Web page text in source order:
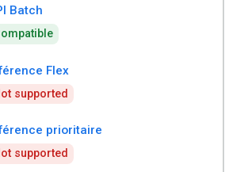
Batch
Flex
supported
prioritaire
supported